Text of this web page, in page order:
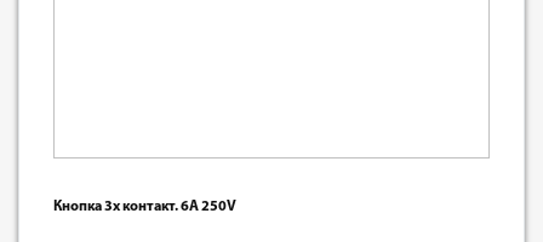
Кнопка 3х контакт. 6А 250V